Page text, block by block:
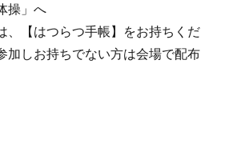
操」へ
、【はつらつ手帳】をお持ちくだ
加しお持ちでない方は会場で配布